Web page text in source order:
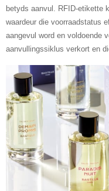
betyds aanvul. RFID-etikette
waardeur die voorraadstatus
aangevul word en voldoende
aanvullingssiklus verkort en